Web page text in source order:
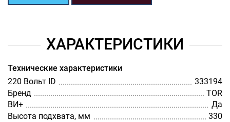
ХАРАКТЕРИСТИКИ
Технические характеристики
220 Вольт ID
333194
Бренд
TOR
ВИ+
Да
Высота подхвата, мм
330